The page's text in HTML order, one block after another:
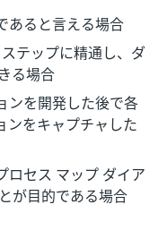
あると言える場合
テップに精通し、ダ
る場合
ンを開発した後で各
ンをキャプチャした
ロセス マップ ダイア
が目的である場合